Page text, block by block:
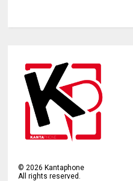
© 2026 Kantaphone
All rights reserved.